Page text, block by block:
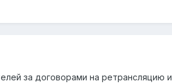
за договорами на ретрансляцию и